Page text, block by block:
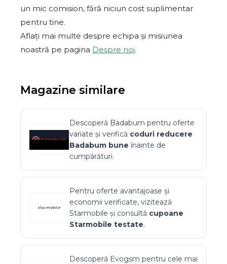
un mic comision, fără niciun cost suplimentar
pentru tine.
Aflați mai multe despre echipa și misiunea
noastră pe pagina Despre noi.
Magazine similare
Descoperă Badabum pentru oferte
variate și verifică coduri reducere
Badabum bune înainte de
cumpărături.
Pentru oferte avantajoase și
economii verificate, vizitează
Starmobile și consultă cupoane
Starmobile testate.
Descoperă Evogsm pentru cele mai